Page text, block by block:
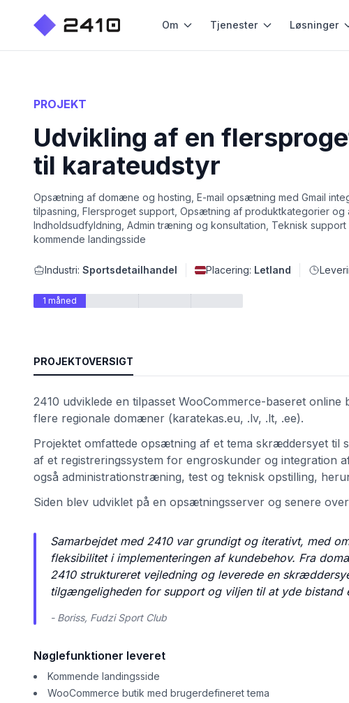
Om Tjenester Løsninger
PROJEKT
Udvikling af en
til karateudstyr
Opsætning af domæne og hosting, E-mail opsætning med Gmail
tilpasning, Flersproget support, Opsætning af produktkategorier og
Indholdsudfyldning, Admin træning og konsultation, Teknisk
kommende landingsside
Industri: Sportsdetailhandel Placering: Letland
1 måned
PROJEKTOVERSIGT
2410 udviklede en tilpasset WooCommerce-baseret
flere regionale domæner (karatekas.eu, .lv, .lt, .ee).
Projektet omfattede opsætning af et tema skræddersyet
af et registreringssystem for engroskunder og integration
også administrationstræning, test og teknisk opstilling,
Siden blev udviklet på en opsætningsserver og senere
Samarbejdet med 2410 var grundigt og iterativt, med
fleksibilitet i implementeringen af kundebehov. Fra
2410 struktureret vejledning og leverede en
tilgængeligheden for support og viljen til at yde bistand
- Boriss, Fudzi Sport Club
Nøglefunktioner leveret
Kommende landingsside
WooCommerce butik med brugerdefineret tema